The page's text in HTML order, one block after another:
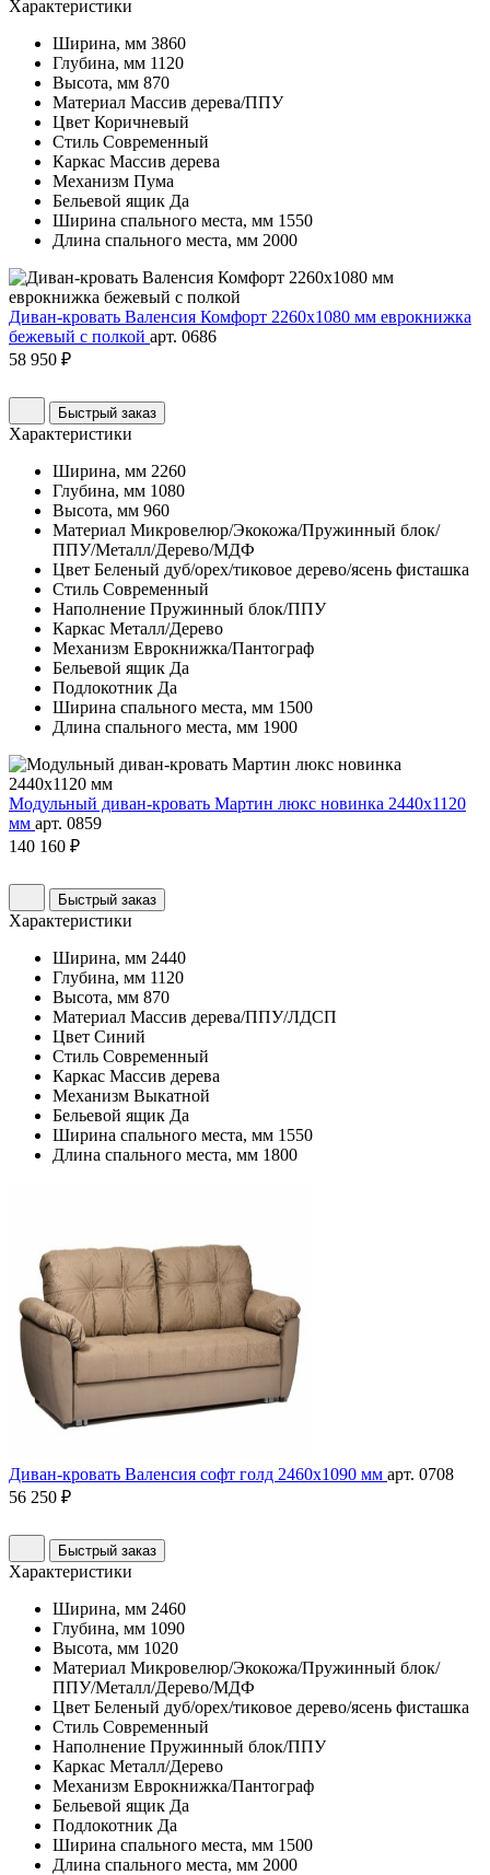
Характеристики
Ширина, мм 3860
Глубина, мм 1120
Высота, мм 870
Материал Массив дерева/ППУ
Цвет Коричневый
Стиль Современный
Каркас Массив дерева
Механизм Пума
Бельевой ящик Да
Ширина спального места, мм 1550
Длина спального места, мм 2000
Диван-кровать Валенсия Комфорт 2260х1080 мм еврокнижка
бежевый с полкой арт. 0686
58 950 ₽
Быстрый заказ
Характеристики
Ширина, мм 2260
Глубина, мм 1080
Высота, мм 960
Материал Микровелюр/Экокожа/Пружинный блок/
ППУ/Металл/Дерево/МДФ
Цвет Беленый дуб/орех/тиковое дерево/ясень фисташка
Стиль Современный
Наполнение Пружинный блок/ППУ
Каркас Металл/Дерево
Механизм Еврокнижка/Пантограф
Бельевой ящик Да
Подлокотник Да
Ширина спального места, мм 1500
Длина спального места, мм 1900
Модульный диван-кровать Мартин люкс новинка 2440х1120
мм арт. 0859
140 160 ₽
Быстрый заказ
Характеристики
Ширина, мм 2440
Глубина, мм 1120
Высота, мм 870
Материал Массив дерева/ППУ/ЛДСП
Цвет Синий
Стиль Современный
Каркас Массив дерева
Механизм Выкатной
Бельевой ящик Да
Ширина спального места, мм 1550
Длина спального места, мм 1800
Диван-кровать Валенсия софт голд 2460х1090 мм арт. 0708
56 250 ₽
Быстрый заказ
Характеристики
Ширина, мм 2460
Глубина, мм 1090
Высота, мм 1020
Материал Микровелюр/Экокожа/Пружинный блок/
ППУ/Металл/Дерево/МДФ
Цвет Беленый дуб/орех/тиковое дерево/ясень фисташка
Стиль Современный
Наполнение Пружинный блок/ППУ
Каркас Металл/Дерево
Механизм Еврокнижка/Пантограф
Бельевой ящик Да
Подлокотник Да
Ширина спального места, мм 1500
Длина спального места, мм 2000